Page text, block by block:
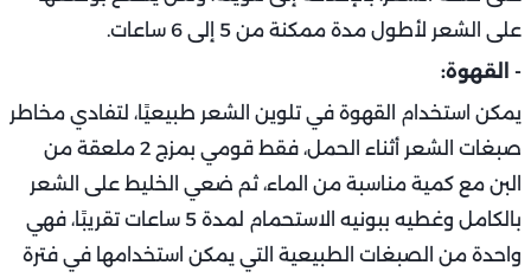
على الشعر لأطول مدة ممكنة من 5 إلى 6 ساعات.
- القهوة:
يمكن استخدام القهوة في تلوين الشعر طبيعيًا، لتفادي مخاطر
صبغات الشعر أثناء الحمل، فقط قومي بمزج 2 ملعقة من
البن مع كمية مناسبة من الماء، ثم ضعي الخليط على الشعر
بالكامل وغطيه ببونيه الاستحمام لمدة 5 ساعات تقريبًا، فهي
واحدة من الصبغات الطبيعية التي يمكن استخدامها في فترة